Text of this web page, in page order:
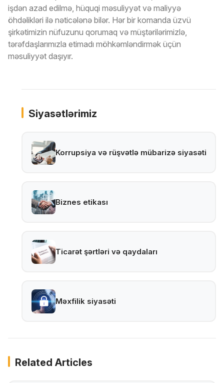
işdən azad edilmə, hüquqi məsuliyyət və maliyyə
öhdəlikləri ilə nəticələnə bilər. Hər bir komanda üzvü
şirkətimizin nüfuzunu qorumaq və müştərilərimizlə,
tərəfdaşlarımızla etimadı möhkəmləndirmək üçün
məsuliyyət daşıyır.
Siyasətlərimiz
Korrupsiya və rüşvətlə mübarizə siyasəti
Biznes etikası
Ticarət şərtləri və qaydaları
Məxfilik siyasəti
Related Articles